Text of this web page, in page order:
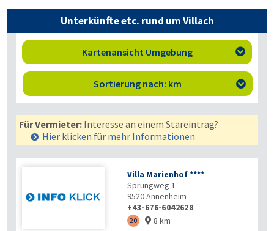
Unterkünfte etc. rund um Villach
Kartenansicht Umgebung 
Sortierung nach: km 
Für Vermieter: Interesse an einem Stareintrag?
Hier klicken für mehr Informationen
Villa Marienhof ****
Sprungweg 1
9520Annenheim
+43-676-6042628
20  8 km